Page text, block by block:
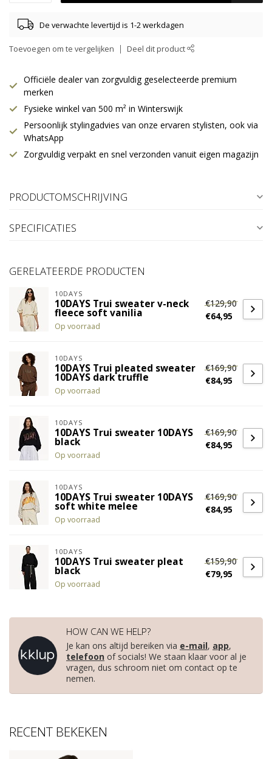
De verwachte levertijd is 1-2 werkdagen
Toevoegen om te vergelijken Deel dit product
Officiële dealer van zorgvuldig geselecteerde premium
merken
Fysieke winkel van 500 m² in Winterswijk
Persoonlijk stylingadvies van onze ervaren stylisten, ook via
WhatsApp
Zorgvuldig verpakt en snel verzonden vanuit eigen magazijn
PRODUCTOMSCHRIJVING
SPECIFICATIES
GERELATEERDE PRODUCTEN
10DAYS
10DAYS Trui sweater v-neck
fleece soft vanilia
Op voorraad
€129,90
€64,95
10DAYS
10DAYS Trui pleated sweater
10DAYS dark truffle
Op voorraad
€169,90
€84,95
10DAYS
10DAYS Trui sweater 10DAYS
black
Op voorraad
€169,90
€84,95
10DAYS
10DAYS Trui sweater 10DAYS
soft white melee
Op voorraad
€169,90
€84,95
10DAYS
10DAYS Trui sweater pleat
black
Op voorraad
€159,90
€79,95
HOW CAN WE HELP?
Je kan ons altijd bereiken via e-mail, app,
telefoon of socials! We staan klaar voor al je
vragen, dus schroom niet om contact op te
nemen.
RECENT BEKEKEN